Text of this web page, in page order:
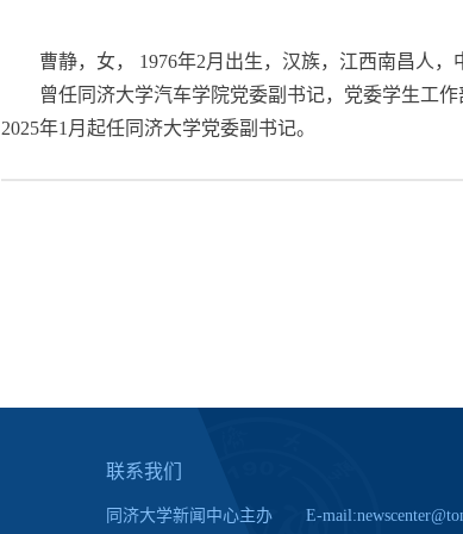
曹静，女， 1976年2月出生，汉族，江西南昌人
曾任同济大学汽车学院党委副书记，党委学生工
2025年1月起任同济大学党委副书记。
联系我们
同济大学新闻中心主办 E-